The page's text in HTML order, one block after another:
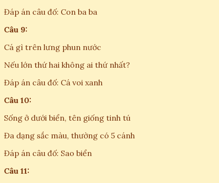
Đáp án câu đố: Con ba ba
Câu 9:
Cá gì trên lưng phun nước
Nếu lớn thứ hai không ai thứ nhất?
Đáp án câu đố: Cá voi xanh
Câu 10:
Sống ở dưới biển, tên giống tinh tú
Đa dạng sắc màu, thường có 5 cánh
Đáp án câu đố: Sao biển
Câu 11: